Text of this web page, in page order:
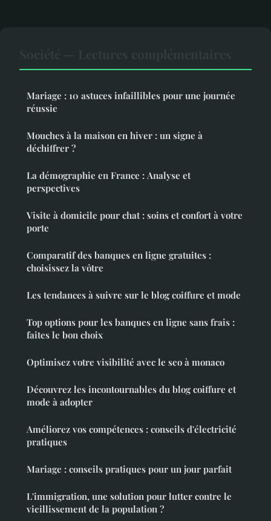
Mariage : 10 astuces infaillibles pour une journée
réussie
Mouches à la maison en hiver : un signe à
déchiffrer ?
La démographie en France : Analyse et
perspectives
Visite à domicile pour chat : soins et confort à votre
porte
Comparatif des banques en ligne gratuites :
choisissez la vôtre
Les tendances à suivre sur le blog coiffure et mode
Top options pour les banques en ligne sans frais :
faites le bon choix
Optimisez votre visibilité avec le seo à monaco
Découvrez les incontournables du blog coiffure et
mode à adopter
Améliorez vos compétences : conseils d'électricité
pratiques
Mariage : conseils pratiques pour un jour parfait
L'immigration, une solution pour lutter contre le
vieillissement de la population ?